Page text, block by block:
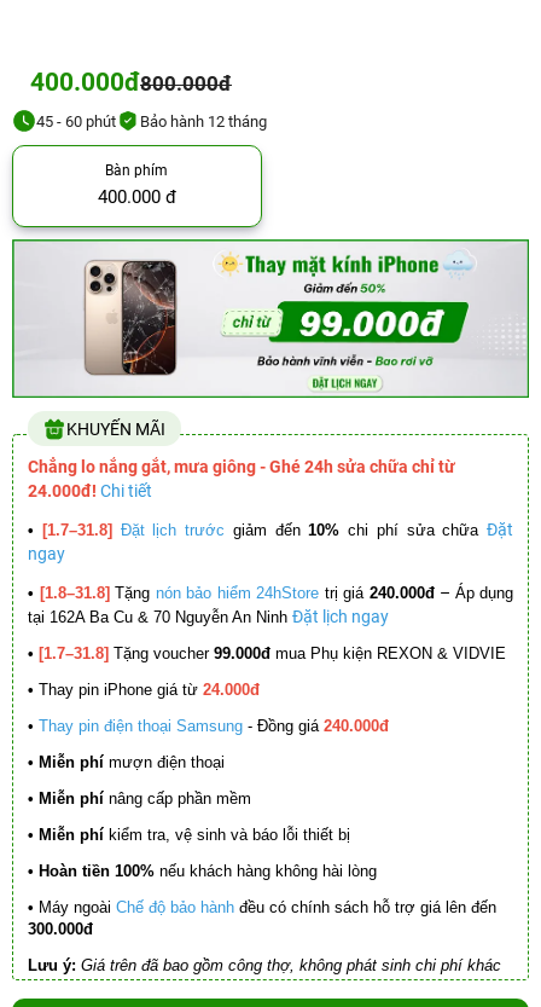
400.000đ800.000đ
45 - 60 phút Bảo hành 12 tháng
Bàn phím
400.000 đ
KHUYẾN MÃI
Chẳng lo nắng gắt, mưa giông - Ghé 24h sửa chữa chỉ từ
24.000đ! Chi tiết
• [1.7–31.8] Đặt lịch trước giảm đến10% chi phí sửa chữa Đặt
ngay
• [1.8–31.8] Tặng nón bảo hiểm 24hStore trị giá 240.000đ – Áp dụng
tại 162A Ba Cu & 70 Nguyễn An Ninh Đặt lịch ngay
• [1.7–31.8] Tặng voucher 99.000đ mua Phụ kiện REXON & VIDVIE
• Thay pin iPhone giá từ 24.000đ
• Thay pin điện thoại Samsung - Đồng giá 240.000đ
• Miễn phí mượn điện thoại
• Miễn phí nâng cấp phần mềm
• Miễn phí kiểm tra, vệ sinh và báo lỗi thiết bị
• Hoàn tiền 100% nếu khách hàng không hài lòng
• Máy ngoài Chế độ bảo hành đều có chính sách hỗ trợ giá lên đến
300.000đ
Lưu ý: Giá trên đã bao gồm công thợ, không phát sinh chi phí khác